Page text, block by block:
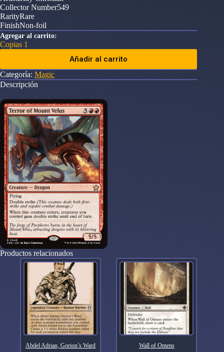
Collector Number549
RarityRare
FinishNon-foil
Agregar al carrito:
Copias 1
Añadir al carrito
Categoría: Magic
Descripción
Productos relacionados
Abdel Adrian, Gorion’s Ward Wall of Omens